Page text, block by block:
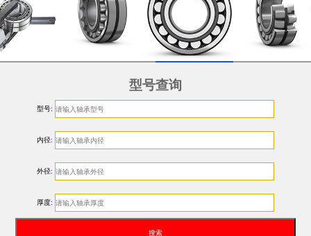
型号查询
型号:
内径:
外径:
厚度: